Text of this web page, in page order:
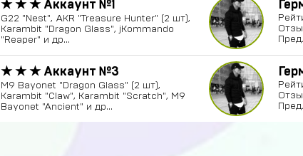
★ ★ ★ Аккаунт №1
G22 "Nest", AKR "Treasure Hunter" (2 шт),
Karambit "Dragon Glass", jKommando
"Reaper" и др...
★ ★ ★ Аккаунт №3
M9 Bayonet "Dragon Glass" (2 шт),
Karambit "Claw", Karambit "Scratch", M9
Bayonet "Ancient" и др...